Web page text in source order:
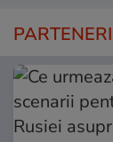
PARTENERI